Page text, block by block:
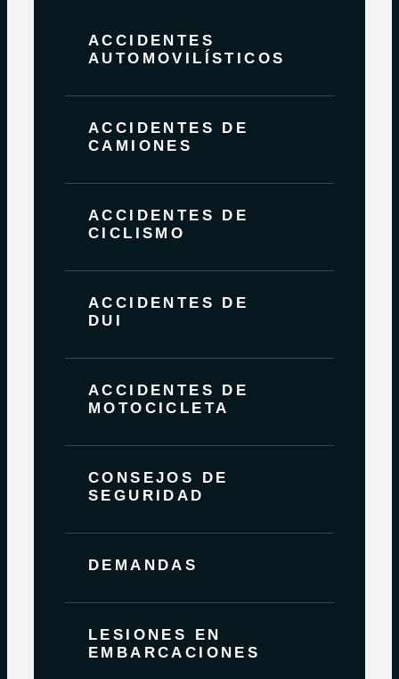
ACCIDENTES
AUTOMOVILÍSTICOS
ACCIDENTES DE
CAMIONES
ACCIDENTES DE
CICLISMO
ACCIDENTES DE
DUI
ACCIDENTES DE
MOTOCICLETA
CONSEJOS DE
SEGURIDAD
DEMANDAS
LESIONES EN
EMBARCACIONES